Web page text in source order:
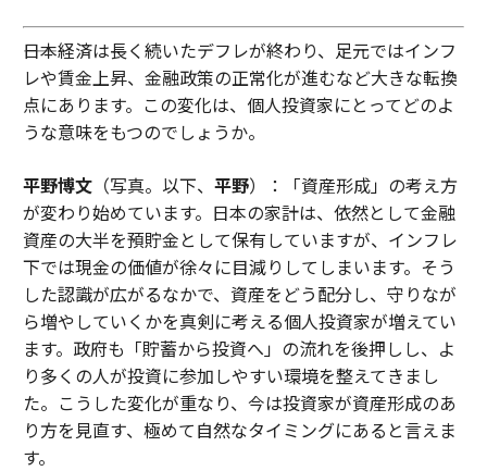
――日本経済は長く続いたデフレが終わり、足元ではインフ
レや賃金上昇、金融政策の正常化が進むなど大きな転換
点にあります。この変化は、個人投資家にとってどのよ
うな意味をもつのでしょうか。
平野博文（写真。以下、 平野）：「資産形成」の考え方
が変わり始めています。日本の家計は、依然として金融
資産の大半を預貯金として保有していますが、インフレ
下では現金の価値が徐々に目減りしてしまいます。そう
した認識が広がるなかで、資産をどう配分し、守りなが
ら増やしていくかを真剣に考える個人投資家が増えてい
ます。政府も「貯蓄から投資へ」の流れを後押しし、よ
り多くの人が投資に参加しやすい環境を整えてきまし
た。こうした変化が重なり、今は投資家が資産形成のあ
り方を見直す、極めて自然なタイミングにあると言えま
す。